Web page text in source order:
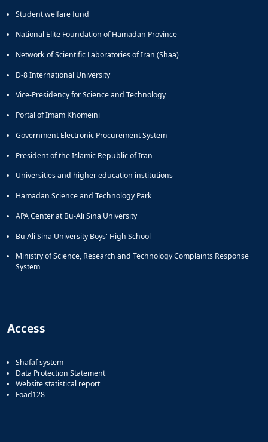
Student welfare fund
National Elite Foundation of Hamadan Province
Network of Scientific Laboratories of Iran (Shaa)
D-8 International University
Vice-Presidency for Science and Technology
Portal of Imam Khomeini
Government Electronic Procurement System
President of the Islamic Republic of Iran
Universities and higher education institutions
Hamadan Science and Technology Park
APA Center at Bu-Ali Sina University
Bu Ali Sina University Boys' High School
Ministry of Science, Research and Technology Complaints Response
System
Access
Shafaf system
Data Protection Statement
Website statistical report
Foad128